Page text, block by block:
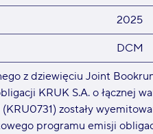
2025
DCM
z dziewięciu Joint
KRUK S.A. o łącznej
zostały
programu emisji